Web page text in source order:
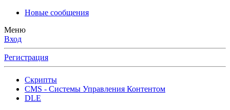
Новые сообщения
Меню
Вход
Регистрация
Скрипты
CMS - Системы Управления Контентом
DLE